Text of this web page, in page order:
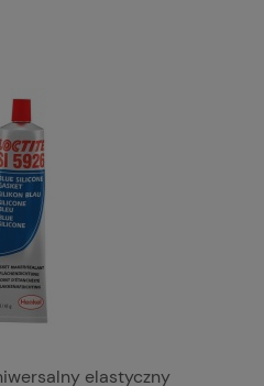
elastyczny